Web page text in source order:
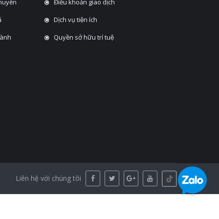
Dịch vụ tiện ích
Quyền sở hữu trí tuệ
Liên hệ với chúng tôi